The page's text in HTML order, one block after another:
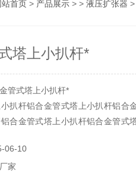
站首页 > 产品展示 > > 液压扩张器
塔上小扒杆*
管式塔上小扒杆*
扒杆铝合金管式塔上小扒杆铝合
合金管式塔上小扒杆铝合金管式
06-10
家